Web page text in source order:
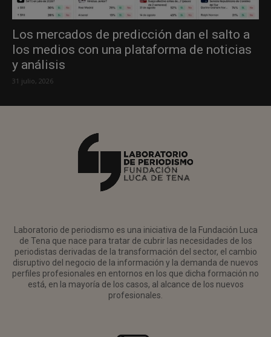
Los mercados de predicción dan el salto a
los medios con una plataforma de noticias
y análisis
31 julio, 2026
Laboratorio de periodismo es una iniciativa de la Fundación Luca
de Tena que nace para tratar de cubrir las necesidades de los
periodistas derivadas de la transformación del sector, el cambio
disruptivo del negocio de la información y la demanda de nuevos
perfiles profesionales en entornos en los que dicha formación no
está, en la mayoría de los casos, al alcance de los nuevos
profesionales.